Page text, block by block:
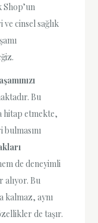
cinsel sağlık
Bu
hitap etmekte,
de deneyimli
alıyor. Bu
kalmaz, aynı
de taşır.